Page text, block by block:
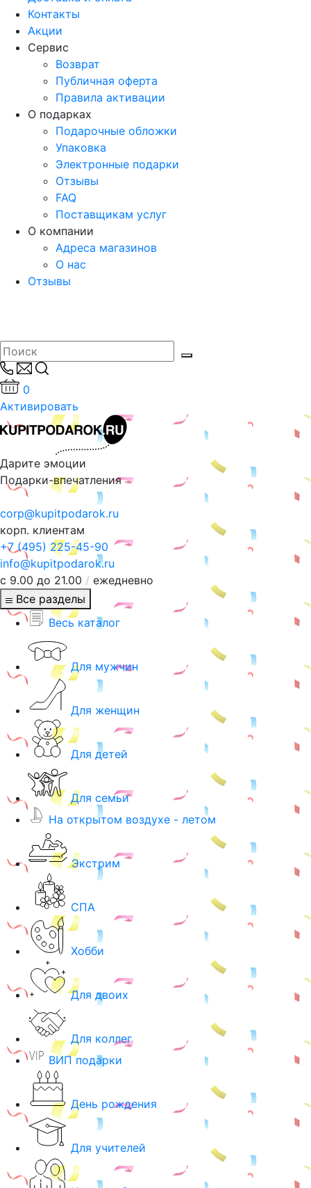
Контакты
Акции
Сервис
Возврат
Публичная оферта
Правила активации
О подарках
Подарочные обложки
Упаковка
Электронные подарки
Отзывы
FAQ
Поставщикам услуг
О компании
Адреса магазинов
О нас
Отзывы
0
Активировать
Дарите эмоции
Подарки-впечатления
corp@kupitpodarok.ru
корп. клиентам
+7 (495) 225-45-90
info@kupitpodarok.ru
с 9.00 до 21.00 / ежедневно
Все разделы
Весь каталог
Для мужчин
Для женщин
Для детей
Для семьи
На открытом воздухе - летом
Экстрим
СПА
Хобби
Для двоих
Для коллег
ВИП подарки
День рождения
Для учителей